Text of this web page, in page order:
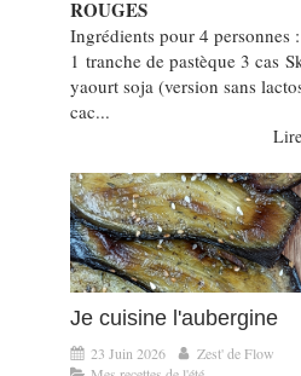
ROUGES
Ingrédients pour 4 personnes :
1 tranche de pastèque 3 cas
yaourt soja (version sans
cac...
Je cuisine l'aubergine
23 Juin 2026
Zest' de Flow